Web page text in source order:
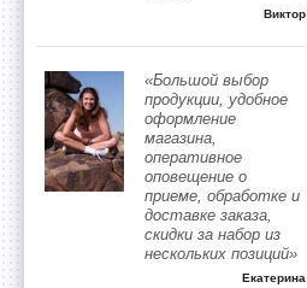
Виктор
«Большой выбор
продукции, удобное
оформление
магазина,
оперативное
оповещение о
приеме, обработке и
доставке заказа,
скидки за набор из
нескольких позиций»
Екатерина